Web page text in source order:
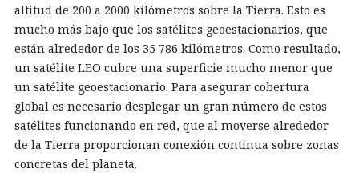
altitud de 200 a 2000 kilómetros sobre la Tierra. Esto es
mucho más bajo que los satélites geoestacionarios, que
están alrededor de los 35 786 kilómetros. Como resultado,
un satélite LEO cubre una superficie mucho menor que
un satélite geoestacionario. Para asegurar cobertura
global es necesario desplegar un gran número de estos
satélites funcionando en red, que al moverse alrededor
de la Tierra proporcionan conexión continua sobre zonas
concretas del planeta.